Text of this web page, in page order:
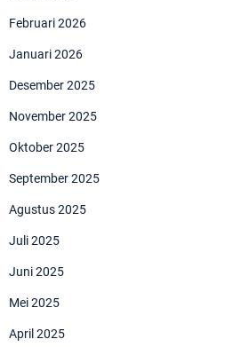
Februari 2026
Januari 2026
Desember 2025
November 2025
Oktober 2025
September 2025
Agustus 2025
Juli 2025
Juni 2025
Mei 2025
April 2025